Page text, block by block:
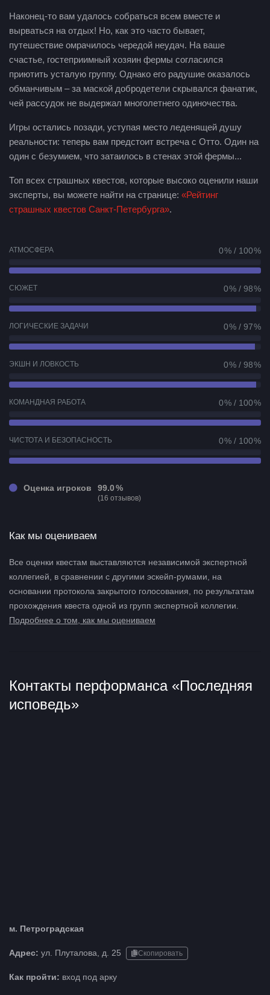
Наконец-то вам удалось собраться всем вместе и
вырваться на отдых! Но, как это часто бывает,
путешествие омрачилось чередой неудач. На ваше
счастье, гостеприимный хозяин фермы согласился
приютить усталую группу. Однако его радушие оказалось
обманчивым – за маской добродетели скрывался фанатик,
чей рассудок не выдержал многолетнего одиночества.
Игры остались позади, уступая место леденящей душу
реальности: теперь вам предстоит встреча с Отто. Один на
один с безумием, что затаилось в стенах этой фермы...
Топ всех страшных квестов, которые высоко оценили наши
эксперты, вы можете найти на странице: «Рейтинг
страшных квестов Санкт-Петербурга».
АТМОСФЕРА 0 % / 100 %
СЮЖЕТ 0 % / 98 %
ЛОГИЧЕСКИЕ ЗАДАЧИ 0 % / 97 %
ЭКШН И ЛОВКОСТЬ 0 % / 98 %
КОМАНДНАЯ РАБОТА 0 % / 100 %
ЧИСТОТА И БЕЗОПАСНОСТЬ 0 % / 100 %
Оценка игроков 99.0 %
(16 отзывов)
Как мы оцениваем
Все оценки квестам выставляются независимой экспертной
коллегией, в сравнении с другими эскейп-румами, на
основании протокола закрытого голосования, по результатам
прохождения квеста одной из групп экспертной коллегии.
Подробнее о том, как мы оцениваем
Контакты перформанса «Последняя
исповедь»
м. Петроградская
Адрес: ул. Плуталова, д. 25 Скопировать
Как пройти: вход под арку